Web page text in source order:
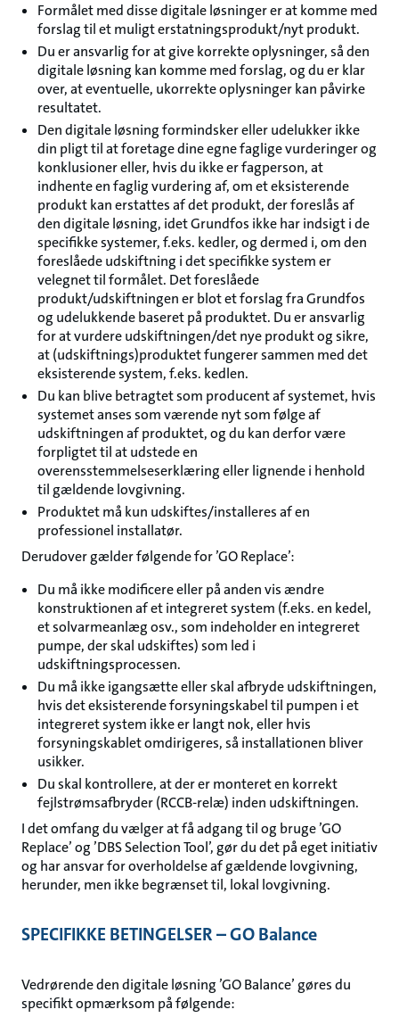
Formålet med disse digitale løsninger er at komme med
forslag til et muligt erstatningsprodukt/nyt produkt.
Du er ansvarlig for at give korrekte oplysninger, så den
digitale løsning kan komme med forslag, og du er klar
over, at eventuelle, ukorrekte oplysninger kan påvirke
resultatet.
Den digitale løsning formindsker eller udelukker ikke
din pligt til at foretage dine egne faglige vurderinger og
konklusioner eller, hvis du ikke er fagperson, at
indhente en faglig vurdering af, om et eksisterende
produkt kan erstattes af det produkt, der foreslås af
den digitale løsning, idet Grundfos ikke har indsigt i de
specifikke systemer, f.eks. kedler, og dermed i, om den
foreslåede udskiftning i det specifikke system er
velegnet til formålet. Det foreslåede
produkt/udskiftningen er blot et forslag fra Grundfos
og udelukkende baseret på produktet. Du er ansvarlig
for at vurdere udskiftningen/det nye produkt og sikre,
at (udskiftnings)produktet fungerer sammen med det
eksisterende system, f.eks. kedlen.
Du kan blive betragtet som producent af systemet, hvis
systemet anses som værende nyt som følge af
udskiftningen af produktet, og du kan derfor være
forpligtet til at udstede en
overensstemmelseserklæring eller lignende i henhold
til gældende lovgivning.
Produktet må kun udskiftes/installeres af en
professionel installatør.
Derudover gælder følgende for ’GO Replace’:
Du må ikke modificere eller på anden vis ændre
konstruktionen af et integreret system (f.eks. en kedel,
et solvarmeanlæg osv., som indeholder en integreret
pumpe, der skal udskiftes) som led i
udskiftningsprocessen.
Du må ikke igangsætte eller skal afbryde udskiftningen,
hvis det eksisterende forsyningskabel til pumpen i et
integreret system ikke er langt nok, eller hvis
forsyningskablet omdirigeres, så installationen bliver
usikker.
Du skal kontrollere, at der er monteret en korrekt
fejlstrømsafbryder (RCCB-relæ) inden udskiftningen.
I det omfang du vælger at få adgang til og bruge ’GO
Replace’ og ’DBS Selection Tool’, gør du det på eget initiativ
og har ansvar for overholdelse af gældende lovgivning,
herunder, men ikke begrænset til, lokal lovgivning.
SPECIFIKKE BETINGELSER – GO Balance
Vedrørende den digitale løsning ’GO Balance’ gøres du
specifikt opmærksom på følgende: